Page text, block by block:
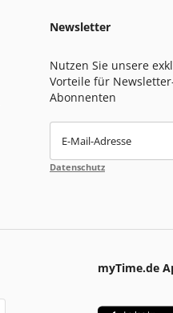
Newsletter
Nutzen Sie unsere
Vorteile für
Abonnenten
E-Mail-Adresse
Datenschutz
myTime.de